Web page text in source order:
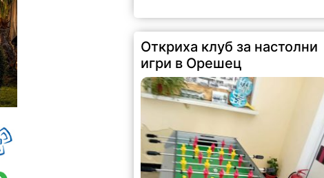
Откриха клуб за настолни
игри в Орешец